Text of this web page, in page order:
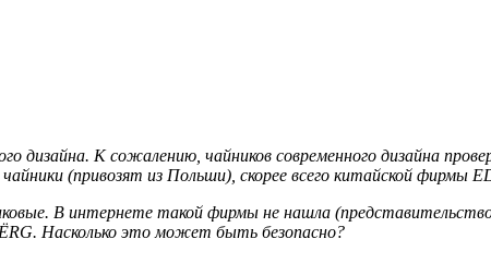
дизайна. К сожалению, чайников современного дизайна
(привозят из Польши), скорее всего китайской фирмы
В интернете такой фирмы не нашла
Насколько это может быть безопасно?